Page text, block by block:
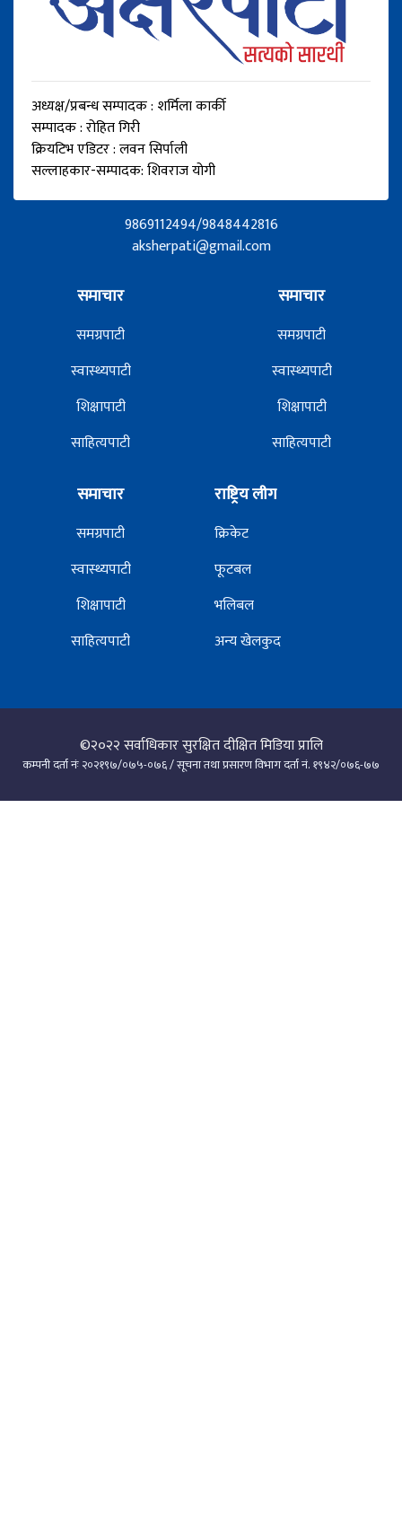
अध्यक्ष/प्रबन्ध सम्पादक : शर्मिला कार्की
सम्पादक : रोहित गिरी
क्रियटिभ एडिटर : लवन सिर्पाली
सल्लाहकार-सम्पादक: शिवराज योगी
9869112494/9848442816
aksherpati@gmail.com
समाचार
समग्रपाटी
स्वास्थ्यपाटी
शिक्षापाटी
साहित्यपाटी
समाचार
समग्रपाटी
स्वास्थ्यपाटी
शिक्षापाटी
साहित्यपाटी
समाचार
समग्रपाटी
स्वास्थ्यपाटी
शिक्षापाटी
साहित्यपाटी
राष्ट्रिय लीग
क्रिकेट
फूटबल
भलिबल
अन्य खेलकुद
©२०२२सर्वाधिकार सुरक्षित दीक्षित मिडिया प्रालि
कम्पनी दर्ता नंः २०२१९७/०७५-०७६ / सूचना तथा प्रसारण विभाग दर्ता नं. १९४२/०७६-७७